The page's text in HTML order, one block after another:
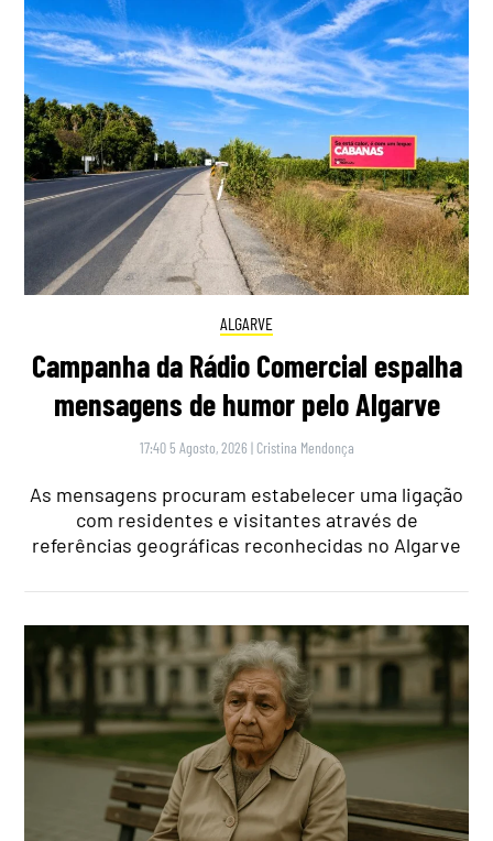
ALGARVE
Campanha da Rádio Comercial espalha
mensagens de humor pelo Algarve
17:40 5 Agosto, 2026 | Cristina Mendonça
As mensagens procuram estabelecer uma ligação
com residentes e visitantes através de
referências geográficas reconhecidas no Algarve